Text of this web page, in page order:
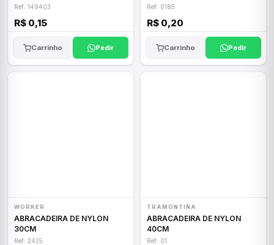
Ref: 149403
R$ 0,15
Carrinho Pedir
Ref: 0185
R$ 0,20
Carrinho Pedir
WORKER
ABRACADEIRA DE NYLON
30CM
Ref: 2425
TRAMONTINA
ABRACADEIRA DE NYLON
40CM
Ref: 01